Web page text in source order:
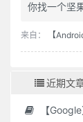
你找一个坚
来自： 【
近期文
【Google